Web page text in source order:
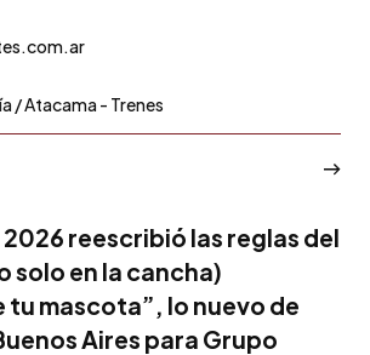
/ Atacama - Trenes
2026 reescribió las reglas del
solo en la cancha)
tu mascota”, lo nuevo de
Aires para Grupo